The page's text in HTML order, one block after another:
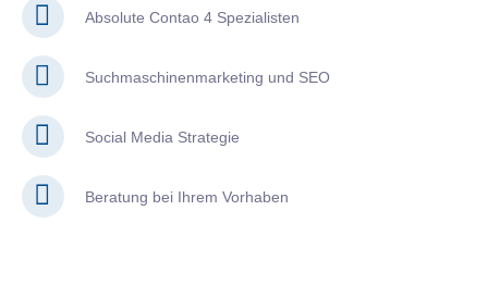
Absolute Contao 4 Spezialisten
Suchmaschinenmarketing und SEO
Social Media Strategie
Beratung bei Ihrem Vorhaben